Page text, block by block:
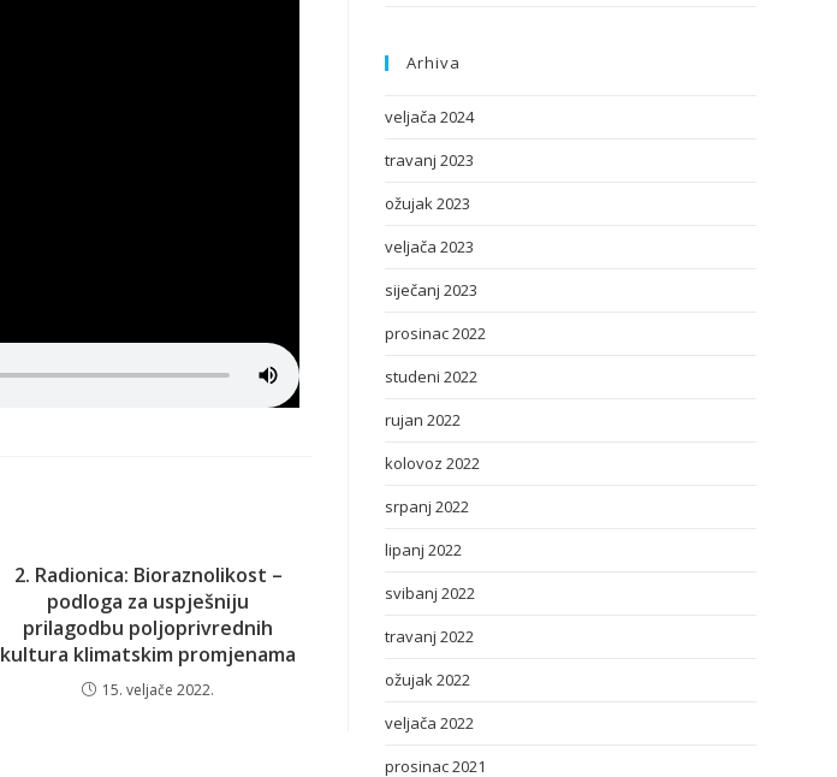
2. Radionica: Bioraznolikost –
podloga za uspješniju
prilagodbu poljoprivrednih
kultura klimatskim promjenama
15. veljače 2022.
Arhiva
veljača 2024
travanj 2023
ožujak 2023
veljača 2023
siječanj 2023
prosinac 2022
studeni 2022
rujan 2022
kolovoz 2022
srpanj 2022
lipanj 2022
svibanj 2022
travanj 2022
ožujak 2022
veljača 2022
prosinac 2021